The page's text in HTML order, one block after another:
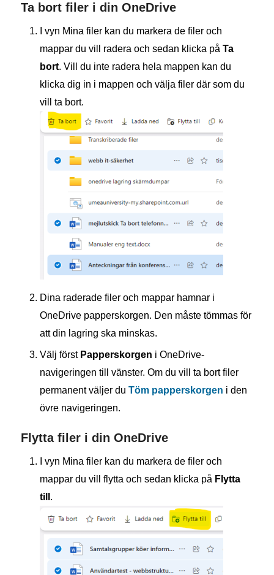
Ta bort filer i din OneDrive
I vyn Mina filer kan du markera de filer och
mappar du vill radera och sedan klicka på Ta
bort. Vill du inte radera hela mappen kan du
klicka dig in i mappen och välja filer där som du
vill ta bort.
Dina raderade filer och mappar hamnar i
OneDrive papperskorgen. Den måste tömmas för
att din lagring ska minskas.
Välj först Papperskorgen i OneDrive-
navigeringen till vänster. Om du vill ta bort filer
permanent väljer du Töm papperskorgen i den
övre navigeringen.
Flytta filer i din OneDrive
I vyn Mina filer kan du markera de filer och
mappar du vill flytta och sedan klicka på Flytta
till .